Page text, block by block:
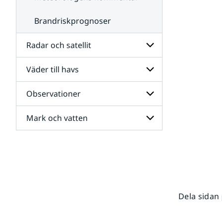
Brandriskprognoser
Radar och satellit
Undersidor
för
Radar
och
satellit
Väder till havs
Undersidor
för
Väder
till
havs
Observationer
Undersidor
för
Mark och vatten
Dela sidan